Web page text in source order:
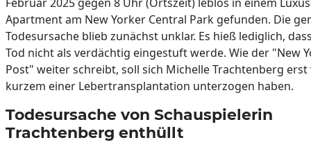
Apartment am New Yorker Central Park gefunden. Die
Todesursache blieb zunächst unklar. Es hieß lediglich,
Tod nicht als verdächtig eingestuft werde. Wie der "New
Post" weiter schreibt, soll sich Michelle Trachtenberg erst
kurzem einer Lebertransplantation unterzogen haben.
Todesursache von Schauspielerin
Trachtenberg enthüllt